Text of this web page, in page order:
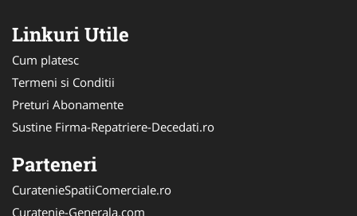
Linkuri Utile
Cum platesc
Termeni si Conditii
Preturi Abonamente
Sustine Firma-Repatriere-Decedati.ro
Parteneri
CuratenieSpatiiComerciale.ro
Curatenie-Generala.com